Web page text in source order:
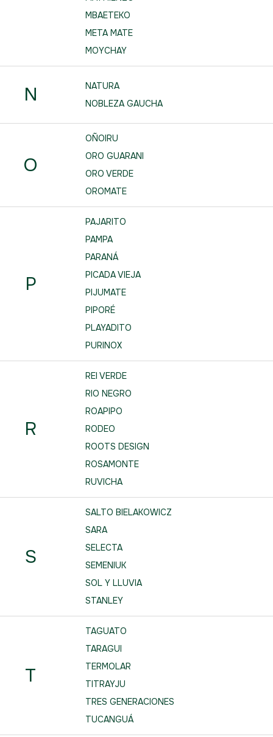
MBAETEKO
META MATE
MOYCHAY
N
NATURA
NOBLEZA GAUCHA
O
OÑOIRU
ORO GUARANI
ORO VERDE
OROMATE
P
PAJARITO
PAMPA
PARANÁ
PICADA VIEJA
PIJUMATE
PIPORÉ
PLAYADITO
PURINOX
R
REI VERDE
RIO NEGRO
ROAPIPO
RODEO
ROOTS DESIGN
ROSAMONTE
RUVICHA
S
SALTO BIELAKOWICZ
SARA
SELECTA
SEMENIUK
SOL Y LLUVIA
STANLEY
T
TAGUATO
TARAGUI
TERMOLAR
TITRAYJU
TRES GENERACIONES
TUCANGUÁ